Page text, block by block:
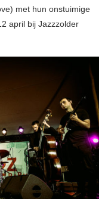
met hun onstuimige
april bij Jazzzolder